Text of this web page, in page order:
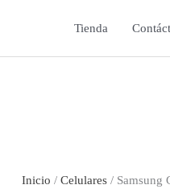
Tienda
Inicio / Celulares / Samsung